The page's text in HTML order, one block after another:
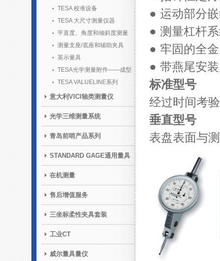
TESA 校准设备
TESA 大尺寸测量仪器
平直度、角度和倾斜度测量
测量支座/底座和辅助夹具
英示量具
TESA光学测量附件——成型
胶套装TESA VALUELINE系列
意大利VICI轴类测量仪
光学三维测量系统
青岛前哨产品系列
STANDARD GAGE通用量具
在机测量
售后增值服务
三坐标柔性夹具套装
工业CT
威尔量具量仪
● 运动部分
● 测量杠杆
● 牢固的全
● 带燕尾安
标准型号
经过时间考
垂直型号
表盘表面与